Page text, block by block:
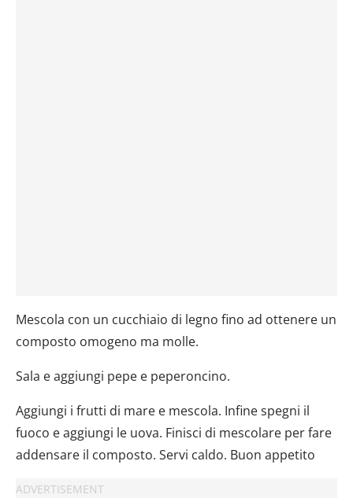
Mescola con un cucchiaio di legno fino ad ottenere un
composto omogeno ma molle.
Sala e aggiungi pepe e peperoncino.
Aggiungi i frutti di mare e mescola. Infine spegni il
fuoco e aggiungi le uova. Finisci di mescolare per fare
addensare il composto. Servi caldo. Buon appetito